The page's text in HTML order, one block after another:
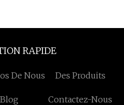
RAPIDE
De Nous Des Produits
Blog Contactez-Nous